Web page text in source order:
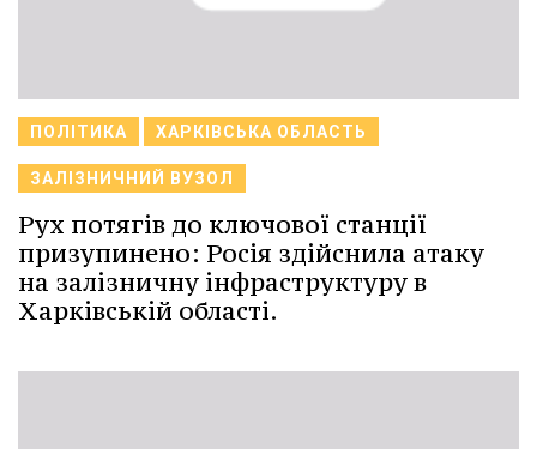
ПОЛІТИКА ХАРКІВСЬКА ОБЛАСТЬ
ЗАЛІЗНИЧНИЙ ВУЗОЛ
Рух потягів до ключової станції
призупинено: Росія здійснила атаку
на залізничну інфраструктуру в
Харківській області.